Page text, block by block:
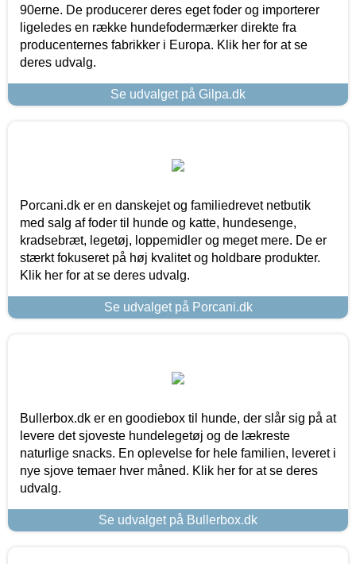
90erne. De producerer deres eget foder og importerer
ligeledes en række hundefodermærker direkte fra
producenternes fabrikker i Europa. Klik her for at se
deres udvalg.
Se udvalget på Gilpa.dk
Porcani.dk er en danskejet og familiedrevet netbutik
med salg af foder til hunde og katte, hundesenge,
kradsebræt, legetøj, loppemidler og meget mere. De er
stærkt fokuseret på høj kvalitet og holdbare produkter.
Klik her for at se deres udvalg.
Se udvalget på Porcani.dk
Bullerbox.dk er en goodiebox til hunde, der slår sig på at
levere det sjoveste hundelegetøj og de lækreste
naturlige snacks. En oplevelse for hele familien, leveret i
nye sjove temaer hver måned. Klik her for at se deres
udvalg.
Se udvalget på Bullerbox.dk